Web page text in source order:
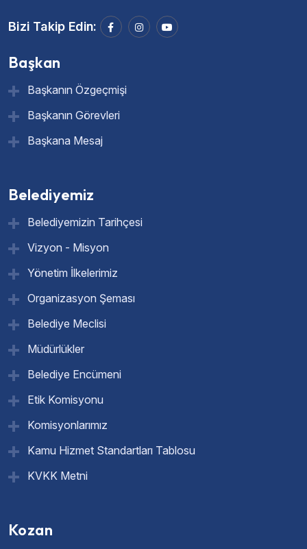
Bizi Takip Edin:
Başkan
Başkanın Özgeçmişi
Başkanın Görevleri
Başkana Mesaj
Belediyemiz
Belediyemizin Tarihçesi
Vizyon - Misyon
Yönetim İlkelerimiz
Organizasyon Şeması
Belediye Meclisi
Müdürlükler
Belediye Encümeni
Etik Komisyonu
Komisyonlarımız
Kamu Hizmet Standartları Tablosu
KVKK Metni
Kozan